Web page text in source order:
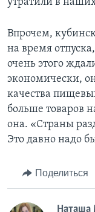
утратили в
Впрочем,
на время
очень этого
экономически,
качества
больше товаров
она. «Страны
Это давно надо
Поделиться
Наташа